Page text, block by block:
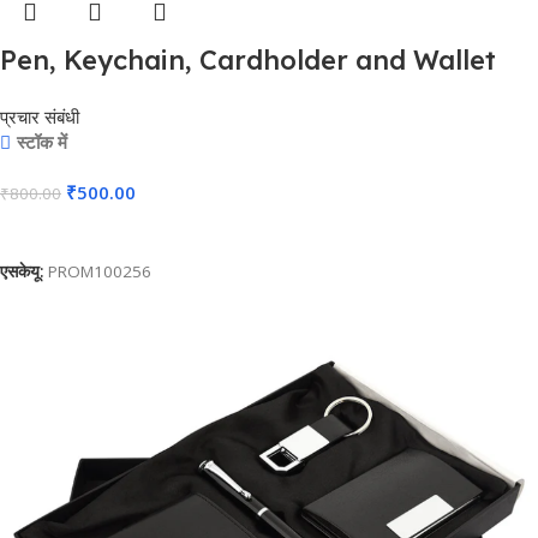
Pen, Keychain, Cardholder and Wallet
Joining Kit, Corporate, Client or Dealer
JKSR132
प्रचार संबंधी
स्टॉक में
₹800.00 ₹500.00
एसकेयू: PROM100256